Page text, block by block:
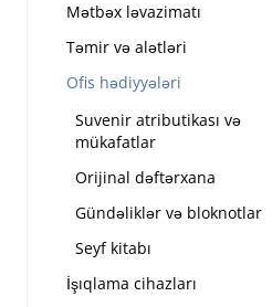
Mətbəx ləvazimatı
Təmir və alətləri
Ofis hədiyyələri
Suvenir atributikası və
mükafatlar
Orijinal dəftərxana
Gündəliklər və bloknotlar
Seyf kitabı
İşıqlama cihazları